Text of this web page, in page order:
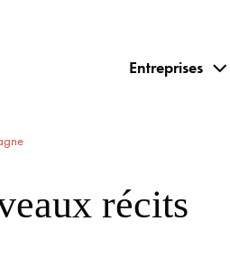
Entreprises
récits